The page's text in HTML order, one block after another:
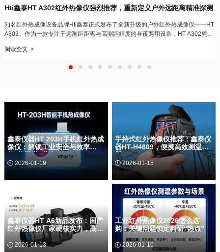
Hti鑫泰HT A302红外热像仪强烈推荐，重新定义户外远距离精准探测
知名红外热成像设备品牌Hti鑫泰正式发布了全新升级的户外红外热成像仪——HT
A302。作为一款专注于远测距距离与高测距精度的昼夜两用设备，HT A302凭借
阅读全文 
鑫泰仪器HT 203H手机红外热成
像仪：解锁工业安全与效率
的“热视觉”革命
2026-01-19
在工业生产领域，能否"看见"设备散
警与能效管理。东莞市鑫泰仪器仪表
有限公司旗下品牌Hti鑫泰仪器推出的
HT-…
手持式红外热像仪推荐：鑫泰仪
器HT-H4609，便携高效测温利
器
2026-01-15
东莞市鑫泰仪器仪表有限公司，致力
于工业检测仪器研发与生产的领先企
业，推出全新HT-H4609手持红外热
成像仪。拥有640*512高清分辨率，
红外线+可见光双光融…
鑫泰仪器HT A6新品发布：国产
红外热像仪厂家硬核实力，高寒
高热全场景通关
2026-01-13
工业红外热像仪2026怎么选
购：关键问题锁定科研“热点”
 2026-01-10